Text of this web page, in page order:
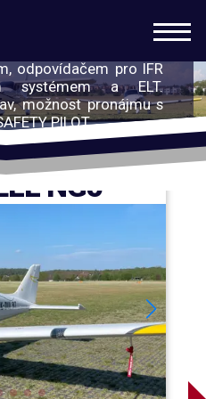
LETADEL
odpovídačem pro IFR
systémem a ELT.
možnost pronájmu s
PILOT.
NG5